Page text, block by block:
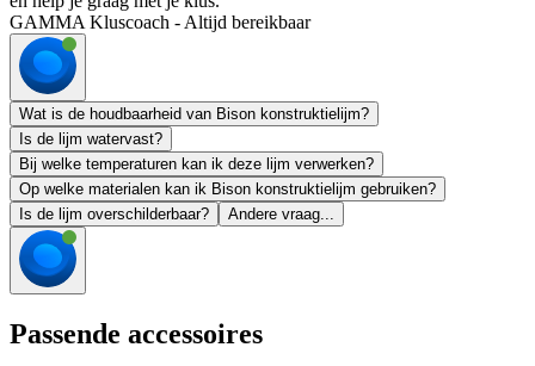
GAMMA Kluscoach - Altijd bereikbaar
Wat is de houdbaarheid van Bison konstruktielijm?
Is de lijm watervast?
Bij welke temperaturen kan ik deze lijm verwerken?
Op welke materialen kan ik Bison konstruktielijm gebruiken?
Is de lijm overschilderbaar?
Andere vraag...
Passende accessoires